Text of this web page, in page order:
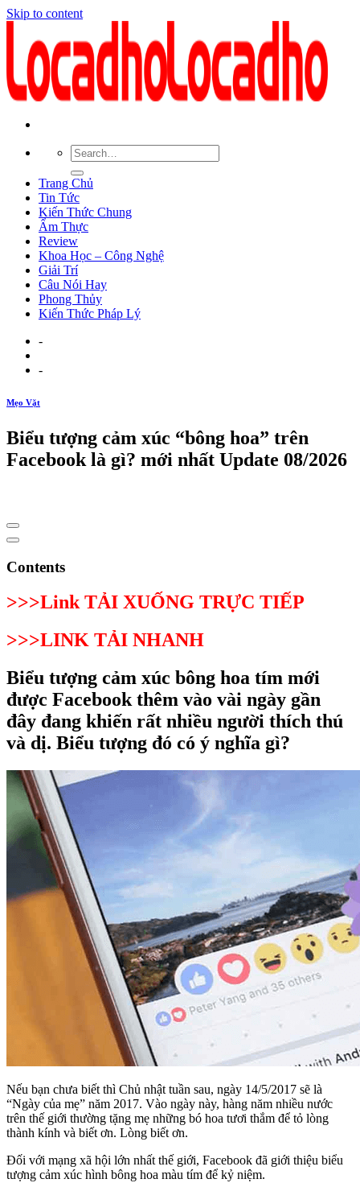
Skip to content
Trang Chủ
Tin Tức
Kiến Thức Chung
Ẩm Thực
Review
Khoa Học – Công Nghệ
Giải Trí
Câu Nói Hay
Phong Thủy
Kiến Thức Pháp Lý
-
-
Mẹo Vặt
Biểu tượng cảm xúc “bông hoa” trên
Facebook là gì? mới nhất Update 08/2026
Contents
>>>Link TẢI XUỐNG TRỰC TIẾP
>>>LINK TẢI NHANH
Biểu tượng cảm xúc bông hoa tím mới
được Facebook thêm vào vài ngày gần
đây đang khiến rất nhiều người thích thú
và dị. Biểu tượng đó có ý nghĩa gì?
Nếu bạn chưa biết thì Chủ nhật tuần sau, ngày 14/5/2017 sẽ là
“Ngày của mẹ” năm 2017. Vào ngày này, hàng năm nhiều nước
trên thế giới thường tặng mẹ những bó hoa tươi thắm để tỏ lòng
thành kính và biết ơn. Lòng biết ơn.
Đối với mạng xã hội lớn nhất thế giới, Facebook đã giới thiệu biểu
tượng cảm xúc hình bông hoa màu tím để kỷ niệm.